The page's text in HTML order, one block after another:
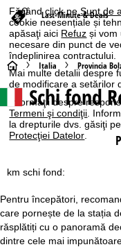
Făcând click peSunt de
cookie neesențiale și
apăsaţi aici Refuz și vom
necesare din punct de
îndeplinirea contractului.
Mai multe detalii despre
de modificare a setărilor
Informaţii despre
Termeni şi condiţii .
la drepturile dvs. găsiţi
Protecţiei Datelor
Last-Minute & Deals
A
a
ă
Italia Provincia
Schi fond
km schi fond:
Pentru începători,
care pornește de la stația
răsplătiți cu o panoramă
dintre cele mai